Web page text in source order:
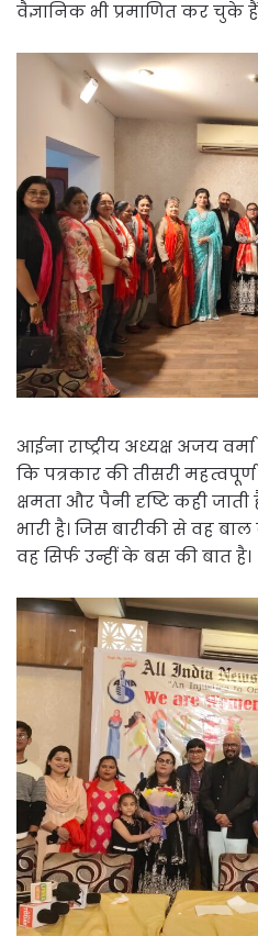
वैज्ञानिक भी प्रमाणित कर चुके
आईना राष्ट्रीय अध्यक्ष अजय
कि पत्रकार की तीसरी
क्षमता और पैनी दृष्टि कही
भारी है। जिस बारीकी से वह
वह सिर्फ उन्हीं के बस की बात है।